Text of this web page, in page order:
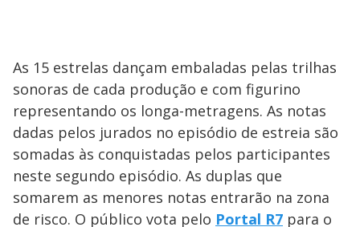
As 15 estrelas dançam embaladas pelas trilhas
sonoras de cada produção e com figurino
representando os longa-metragens. As notas
dadas pelos jurados no episódio de estreia são
somadas às conquistadas pelos participantes
neste segundo episódio. As duplas que
somarem as menores notas entrarão na zona
de risco. O público vota pelo Portal R7 para o